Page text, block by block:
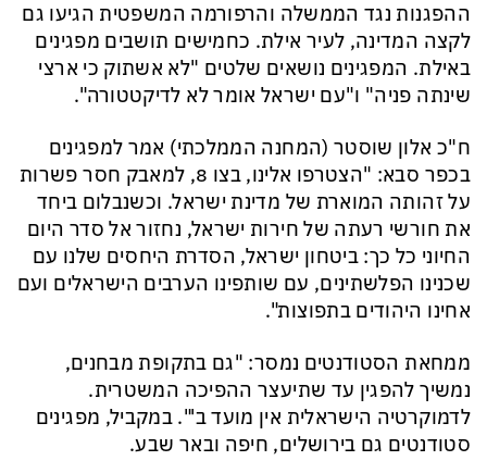
ההפגנות נגד הממשלה והרפורמה המשפטית הגיעו גם
לקצה המדינה, לעיר אילת. כחמישים תושבים מפגינים
באילת. המפגינים נושאים שלטים "לא אשתוק כי ארצי
שינתה פניה" ו"עם ישראל אומר לא לדיקטטורה".
ח"כ אלון שוסטר (המחנה הממלכתי) אמר למפגינים
בכפר סבא: "הצטרפו אלינו, בצו 8, למאבק חסר פשרות
על זהותה המוארת של מדינת ישראל. וכשנבלום ביחד
את חורשי רעתה של חירות ישראל, נחזור אל סדר היום
החיוני כל כך: ביטחון ישראל, הסדרת היחסים שלנו עם
שכנינו הפלשתינים, עם שותפינו הערבים הישראלים ועם
אחינו היהודים בתפוצות".
ממחאת הסטודנטים נמסר: "גם בתקופת מבחנים,
נמשיך להפגין עד שתיעצר ההפיכה המשטרית.
לדמוקרטיה הישראלית אין מועד ב'". במקביל, מפגינים
סטודנטים גם בירושלים, חיפה ובאר שבע.